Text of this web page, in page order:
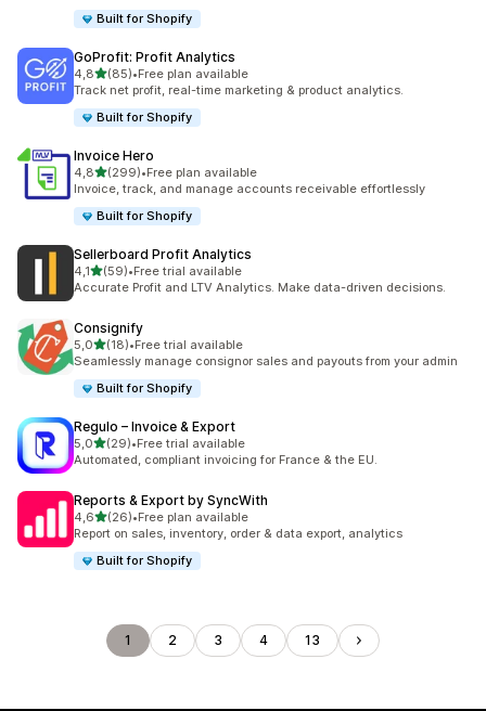
Built for Shopify
GoProfit: Profit Analytics
4,8na 5 gwiazdek
(85)
Łączna liczba recenzji: 85
•Free plan available
Track net profit, real-time marketing & product analytics.
Built for Shopify
Invoice Hero
4,8na 5 gwiazdek
(299)
Łączna liczba recenzji: 299
•Free plan available
Invoice, track, and manage accounts receivable effortlessly
Built for Shopify
Sellerboard Profit Analytics
4,1na 5 gwiazdek
(59)
Łączna liczba recenzji: 59
•Free trial available
Accurate Profit and LTV Analytics. Make data-driven decisions.
Consignify
5,0na 5 gwiazdek
(18)
Łączna liczba recenzji: 18
•Free trial available
Seamlessly manage consignor sales and payouts from your admin
Built for Shopify
Regulo – Invoice & Export
5,0na 5 gwiazdek
(29)
Łączna liczba recenzji: 29
•Free trial available
Automated, compliant invoicing for France & the EU.
Reports & Export by SyncWith
4,6na 5 gwiazdek
(26)
Łączna liczba recenzji: 26
•Free plan available
Report on sales, inventory, order & data export, analytics
Built for Shopify
1 2 3 4 13